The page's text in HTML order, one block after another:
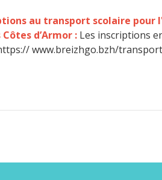
au transport scolaire pour
d’Armor : Les inscriptions
www.breizhgo.bzh/